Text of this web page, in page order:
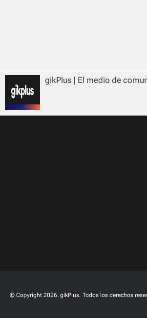
gikPlus | El medio de
© Copyright 2026. gikPlus. Todos los derechos